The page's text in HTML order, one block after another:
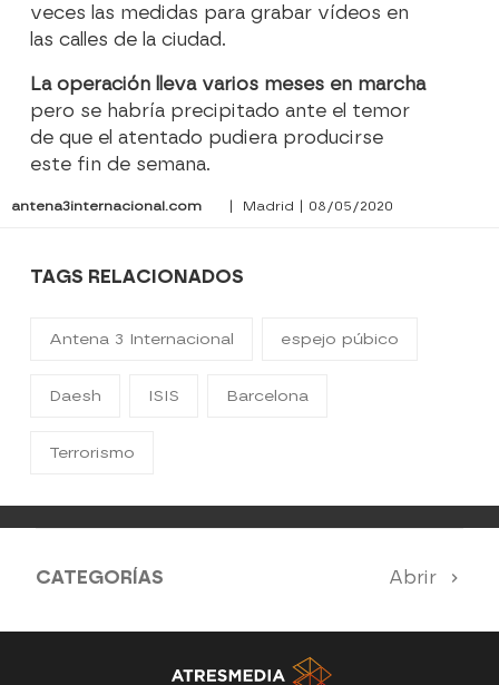
veces las medidas para grabar vídeos en
las calles de la ciudad.
La operación lleva varios meses en marcha
pero se habría precipitado ante el temor
de que el atentado pudiera producirse
este fin de semana.
antena3internacional.com | Madrid | 08/05/2020
TAGS RELACIONADOS
Antena 3 Internacional espejo púbico
Daesh ISIS Barcelona
Terrorismo
CATEGORÍAS Abrir
Antena 3 Noticias El Hormiguero